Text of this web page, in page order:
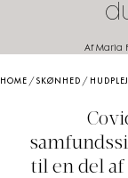
Af Maria
HOME /SKØNHED /
til en del af